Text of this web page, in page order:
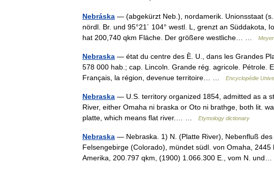
Nebráska — (abgekürzt Neb.), nordamerik. Unionsstaat
nördl. Br. und 95°21´ 104° westl. L, grenzt an Süddakota,
hat 200,740 qkm Fläche. Der größere westliche… …
Nebraska — état du centre des È. U., dans les Grandes
578 000 hab.; cap. Lincoln. Grande rég. agricole. Pétrole.
Français, la région, devenue territoire… …
Encyclopédie
Nebraska — U.S. territory organized 1854, admitted as a
River, either Omaha ni braska or Oto ni brathge, both lit.
platte, which means flat river.… …
Etymology dictionary
Nebraska — Nebraska. 1) N. (Platte River), Nebenfluß
Felsengebirge (Colorado), mündet südl. von Omaha,
Amerika, 200.797 qkm, (1900) 1.066.300 E., vom N.